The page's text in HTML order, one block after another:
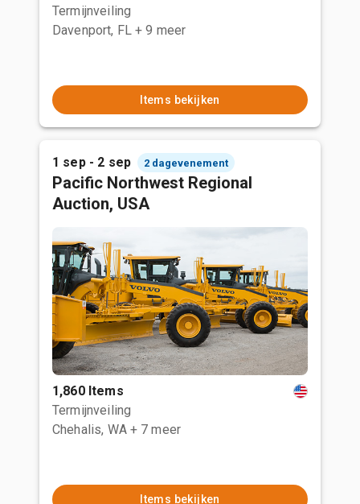
Termijnveiling
Davenport, FL + 9 meer
Items bekijken
1 sep - 2 sep 2 dagevenement
Pacific Northwest Regional
Auction, USA
1,860 Items
Termijnveiling
Chehalis, WA + 7 meer
Items bekijken